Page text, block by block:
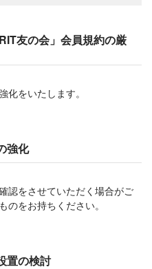
友の会」会員規約の厳
化をいたします。
強化
認をさせていただく場合がご
のをお持ちください。
置の検討